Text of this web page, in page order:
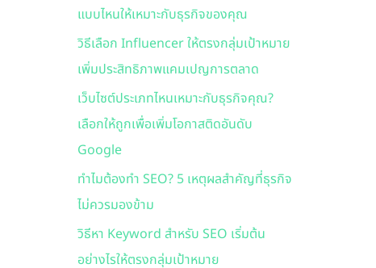
o
r
:
แบบไหนให้เหมาะกับธุรกิจของคุณ
วิธีเลือก Influencer ให้ตรงกลุ่มเป้าหมาย
เพิ่มประสิทธิภาพแคมเปญการตลาด
เว็บไซต์ประเภทไหนเหมาะกับธุรกิจคุณ?
เลือกให้ถูกเพื่อเพิ่มโอกาสติดอันดับ
Google
ทำไมต้องทำ SEO? 5 เหตุผลสำคัญที่ธุรกิจ
ไม่ควรมองข้าม
วิธีหา Keyword สำหรับ SEO เริ่มต้น
อย่างไรให้ตรงกลุ่มเป้าหมาย